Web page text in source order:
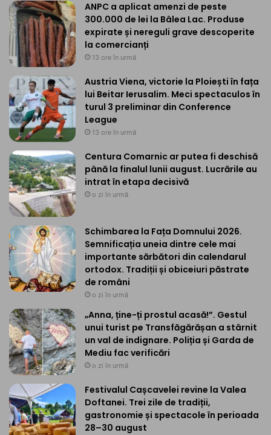
ANPC a aplicat amenzi de peste
300.000 de lei la Bâlea Lac. Produse
expirate și nereguli grave descoperite
la comercianți
13 ore în urmă
Austria Viena, victorie la Ploiești în fața
lui Beitar Ierusalim. Meci spectaculos în
turul 3 preliminar din Conference
League
13 ore în urmă
Centura Comarnic ar putea fi deschisă
până la finalul lunii august. Lucrările au
intrat în etapa decisivă
o zi în urmă
Schimbarea la Fața Domnului 2026.
Semnificația uneia dintre cele mai
importante sărbători din calendarul
ortodox. Tradiții și obiceiuri păstrate
de români
o zi în urmă
„Anna, ține-ți prostul acasă!”. Gestul
unui turist pe Transfăgărășan a stârnit
un val de indignare. Poliția și Garda de
Mediu fac verificări
o zi în urmă
Festivalul Cașcavelei revine la Valea
Doftanei. Trei zile de tradiții,
gastronomie și spectacole în perioada
28–30 august